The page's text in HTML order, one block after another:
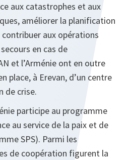
aux catastrophes et aux
améliorer la planification
aux opérations
en cas de
et l’Arménie ont en outre
place, à Erevan, d’un centre
de crise.
participe au programme
au service de la paix et de
SPS). Parmi les
de coopération figurent la